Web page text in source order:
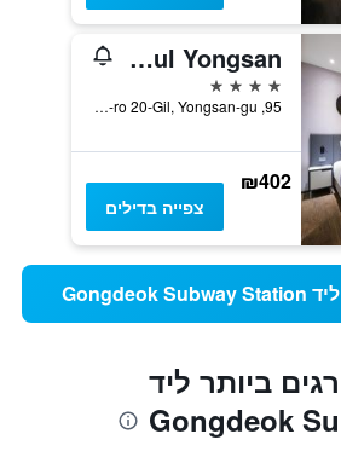
ibis Styles Ambassador Seoul Yongsan
4 כוכבים
95, Cheongpa-ro 20-Gil, Yongsan-gu, סיאול, דרום קוריאה
₪402
צפייה בדילים
ביותר ליד
Gongdeok